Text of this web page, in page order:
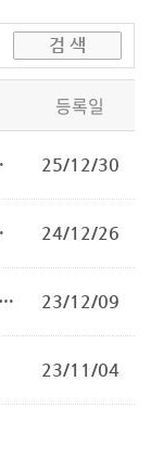
등록일
25/12/30
24/12/26
23/12/09
23/11/04